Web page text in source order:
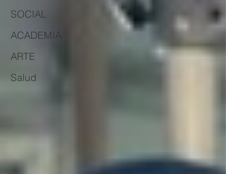
SOCIAL
ACADEMIA
ARTE
Salud